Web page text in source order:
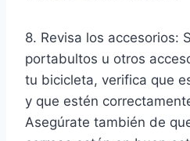
8. Revisa los accesorios:
portabultos u otros
tu bicicleta, verifica que
y que estén
Asegúrate también de